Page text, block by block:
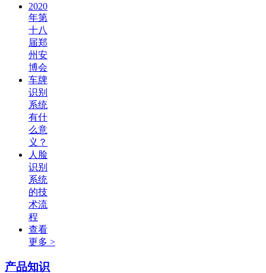
2020
年第
十八
届郑
州安
博会
车牌
识别
系统
有什
么意
义？
人脸
识别
系统
的技
术流
程
查看
更多 >
产品知识